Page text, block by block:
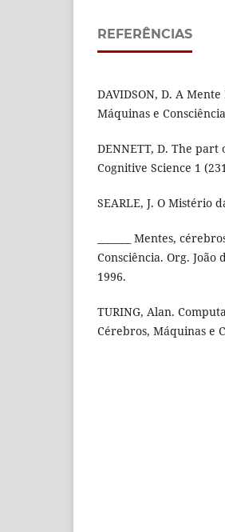
REFERÊNCIAS
DAVIDSON, D. A
Máquinas e
DENNETT, D. The
Cognitive Science 1
SEARLE, J. O Mistério
_______ Mentes,
Consciência. Org. João
1996.
TURING, Alan.
Cérebros, Máquinas e